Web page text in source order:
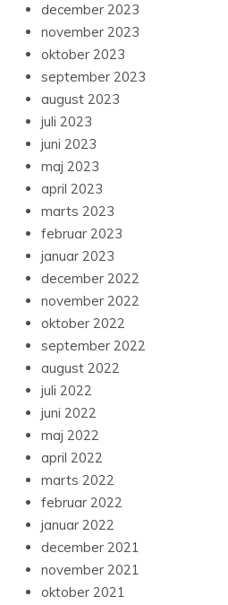
december 2023
november 2023
oktober 2023
september 2023
august 2023
juli 2023
juni 2023
maj 2023
april 2023
marts 2023
februar 2023
januar 2023
december 2022
november 2022
oktober 2022
september 2022
august 2022
juli 2022
juni 2022
maj 2022
april 2022
marts 2022
februar 2022
januar 2022
december 2021
november 2021
oktober 2021